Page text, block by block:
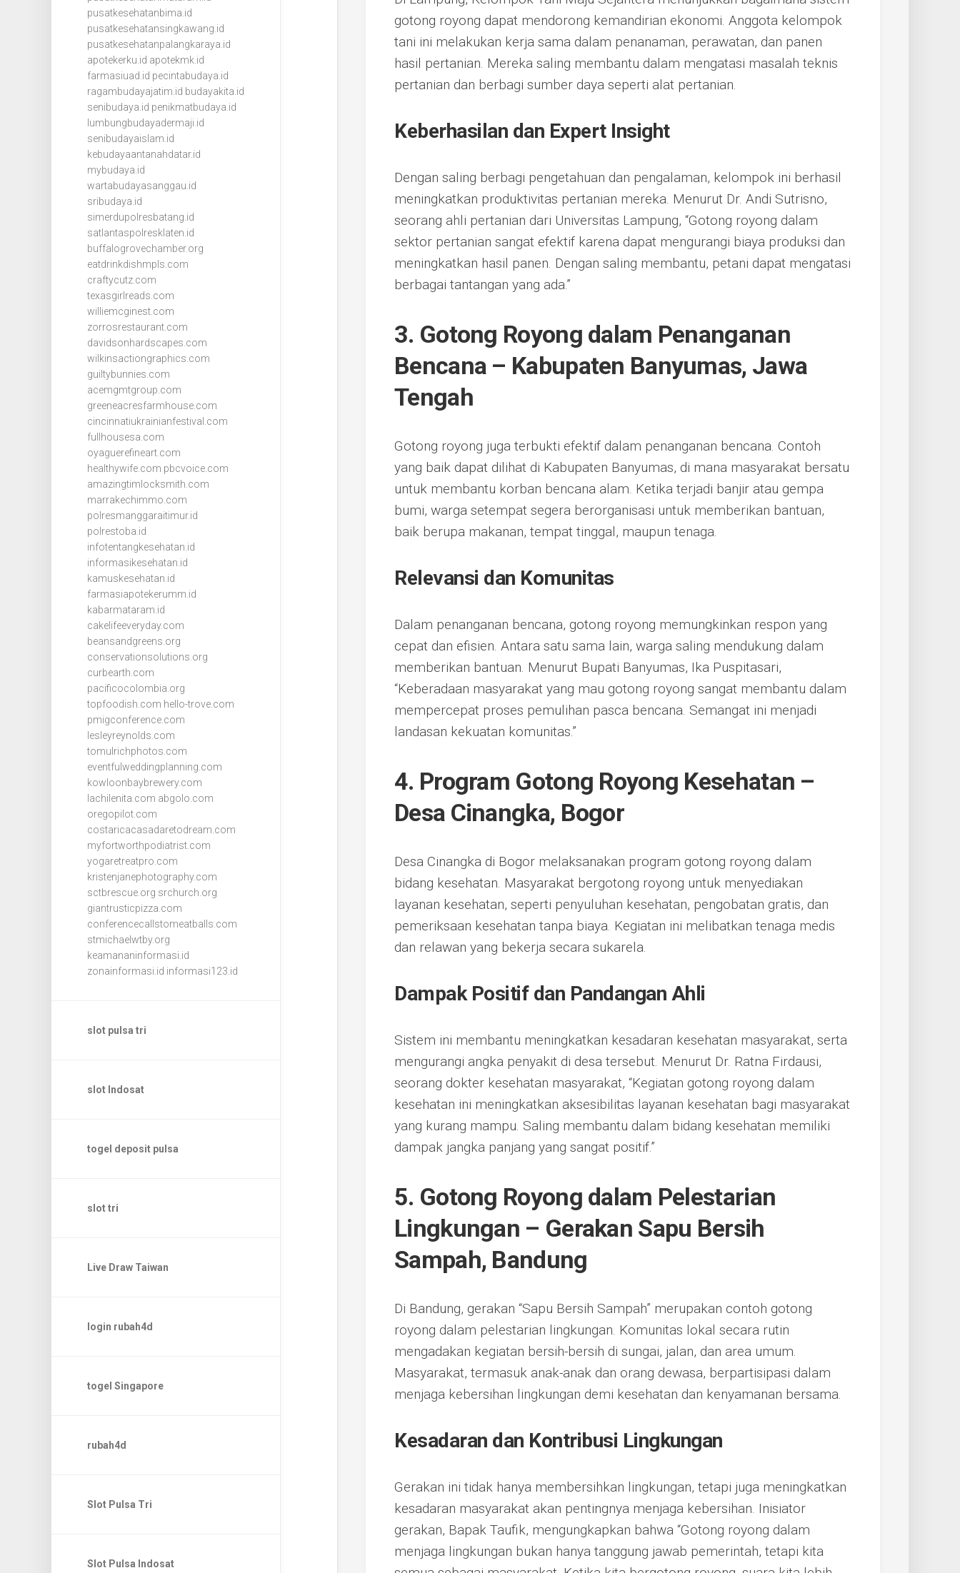
pusatkesehatanbima.id
pusatkesehatansingkawang.id
pusatkesehatanpalangkaraya.id
apotekerku.id apotekmk.id
farmasiuad.id pecintabudaya.id
ragambudayajatim.id budayakita.id
senibudaya.id penikmatbudaya.id
lumbungbudayadermaji.id
senibudayaislam.id
kebudayaantanahdatar.id
mybudaya.id
wartabudayasanggau.id
sribudaya.id
simerdupolresbatang.id
satlantaspolresklaten.id
buffalogrovechamber.org
eatdrinkdishmpls.com
craftycutz.com
texasgirlreads.com
williemcginest.com
zorrosrestaurant.com
davidsonhardscapes.com
wilkinsactiongraphics.com
guiltybunnies.com
acemgmtgroup.com
greeneacresfarmhouse.com
cincinnatiukrainianfestival.com
fullhousesa.com
oyaguerefineart.com
healthywife.com pbcvoice.com
amazingtimlocksmith.com
marrakechimmo.com
polresmanggaraitimur.id
polrestoba.id
infotentangkesehatan.id
informasikesehatan.id
kamuskesehatan.id
farmasiapotekerumm.id
kabarmataram.id
cakelifeeveryday.com
beansandgreens.org
conservationsolutions.org
curbearth.com
pacificocolombia.org
topfoodish.com hello-trove.com
pmigconference.com
lesleyreynolds.com
tomulrichphotos.com
eventfulweddingplanning.com
kowloonbaybrewery.com
lachilenita.com abgolo.com
oregopilot.com
costaricacasadaretodream.com
myfortworthpodiatrist.com
yogaretreatpro.com
kristenjanephotography.com
sctbrescue.org srchurch.org
giantrusticpizza.com
conferencecallstomeatballs.com
stmichaelwtby.org
keamananinformasi.id
zonainformasi.id informasi123.id
slot pulsa tri
slot Indosat
togel deposit pulsa
slot tri
Live Draw Taiwan
login rubah4d
togel Singapore
rubah4d
Slot Pulsa Tri
Slot Pulsa Indosat
gotong royong dapat mendorong kemandirian ekonomi. Anggota kelompok
tani ini melakukan kerja sama dalam penanaman, perawatan, dan panen
hasil pertanian. Mereka saling membantu dalam mengatasi masalah teknis
pertanian dan berbagi sumber daya seperti alat pertanian.
Keberhasilan dan Expert Insight
Dengan saling berbagi pengetahuan dan pengalaman, kelompok ini berhasil
meningkatkan produktivitas pertanian mereka. Menurut Dr. Andi Sutrisno,
seorang ahli pertanian dari Universitas Lampung, “Gotong royong dalam
sektor pertanian sangat efektif karena dapat mengurangi biaya produksi dan
meningkatkan hasil panen. Dengan saling membantu, petani dapat mengatasi
berbagai tantangan yang ada.”
3. Gotong Royong dalam Penanganan
Bencana – Kabupaten Banyumas, Jawa
Tengah
Gotong royong juga terbukti efektif dalam penanganan bencana. Contoh
yang baik dapat dilihat di Kabupaten Banyumas, di mana masyarakat bersatu
untuk membantu korban bencana alam. Ketika terjadi banjir atau gempa
bumi, warga setempat segera berorganisasi untuk memberikan bantuan,
baik berupa makanan, tempat tinggal, maupun tenaga.
Relevansi dan Komunitas
Dalam penanganan bencana, gotong royong memungkinkan respon yang
cepat dan efisien. Antara satu sama lain, warga saling mendukung dalam
memberikan bantuan. Menurut Bupati Banyumas, Ika Puspitasari,
“Keberadaan masyarakat yang mau gotong royong sangat membantu dalam
mempercepat proses pemulihan pasca bencana. Semangat ini menjadi
landasan kekuatan komunitas.”
4. Program Gotong Royong Kesehatan –
Desa Cinangka, Bogor
Desa Cinangka di Bogor melaksanakan program gotong royong dalam
bidang kesehatan. Masyarakat bergotong royong untuk menyediakan
layanan kesehatan, seperti penyuluhan kesehatan, pengobatan gratis, dan
pemeriksaan kesehatan tanpa biaya. Kegiatan ini melibatkan tenaga medis
dan relawan yang bekerja secara sukarela.
Dampak Positif dan Pandangan Ahli
Sistem ini membantu meningkatkan kesadaran kesehatan masyarakat, serta
mengurangi angka penyakit di desa tersebut. Menurut Dr. Ratna Firdausi,
seorang dokter kesehatan masyarakat, “Kegiatan gotong royong dalam
kesehatan ini meningkatkan aksesibilitas layanan kesehatan bagi masyarakat
yang kurang mampu. Saling membantu dalam bidang kesehatan memiliki
dampak jangka panjang yang sangat positif.”
5. Gotong Royong dalam Pelestarian
Lingkungan – Gerakan Sapu Bersih
Sampah, Bandung
Di Bandung, gerakan “Sapu Bersih Sampah” merupakan contoh gotong
royong dalam pelestarian lingkungan. Komunitas lokal secara rutin
mengadakan kegiatan bersih-bersih di sungai, jalan, dan area umum.
Masyarakat, termasuk anak-anak dan orang dewasa, berpartisipasi dalam
menjaga kebersihan lingkungan demi kesehatan dan kenyamanan bersama.
Kesadaran dan Kontribusi Lingkungan
Gerakan ini tidak hanya membersihkan lingkungan, tetapi juga meningkatkan
kesadaran masyarakat akan pentingnya menjaga kebersihan. Inisiator
gerakan, Bapak Taufik, mengungkapkan bahwa “Gotong royong dalam
menjaga lingkungan bukan hanya tanggung jawab pemerintah, tetapi kita